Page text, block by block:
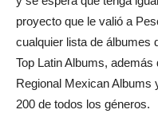
proyecto que le valió a
cualquier lista de álbumes
Top Latin Albums,
Regional Mexican Albums
200 de todos los géneros.